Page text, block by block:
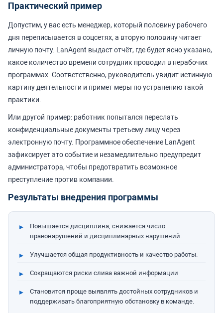
Практический пример
Допустим, у вас есть менеджер, который половину рабочего
дня переписывается в соцсетях, а вторую половину читает
личную почту. LanAgent выдаст отчёт, где будет ясно указано,
какое количество времени сотрудник проводил в нерабочих
программах. Соответственно, руководитель увидит истинную
картину деятельности и примет меры по устранению такой
практики.
Или другой пример: работник попытался переслать
конфиденциальные документы третьему лицу через
электронную почту. Программное обеспечение LanAgent
зафиксирует это событие и незамедлительно предупредит
администратора, чтобы предотвратить возможное
преступление против компании.
Результаты внедрения программы
Повышается дисциплина, снижается число
правонарушений и дисциплинарных нарушений.
Улучшается общая продуктивность и качество работы.
Сокращаются риски слива важной информации
Становится проще выявлять достойных сотрудников и
поддерживать благоприятную обстановку в команде.